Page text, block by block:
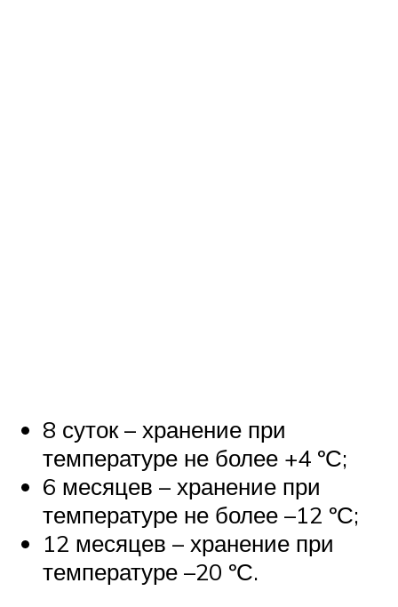
8 суток – хранение при
температуре не более +4 ºС;
6 месяцев – хранение при
температуре не более –12 ºС;
12 месяцев – хранение при
температуре –20 ºС.